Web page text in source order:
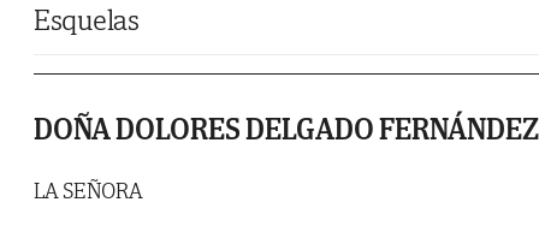
Esquelas
DOÑA DOLORES DELGADO FERNÁNDEZ
LA SEÑORA